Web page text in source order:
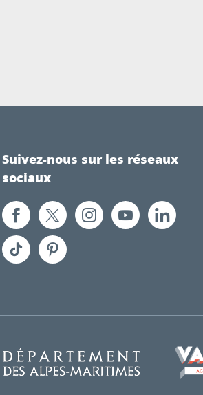
Suivez-nous sur les réseaux
sociaux